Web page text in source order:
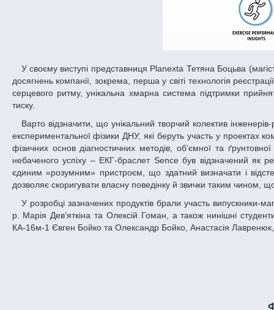
У своєму виступі представниця Planexta Тетяна Боцьва (магістр випуску 2008 р., спеціалізація «комп’ютерна фізика») зазначила, що серед
досягнень компанії, зокрема, перша у світі технологія
серцевого ритму, унікальна хмарна система підтримки
тиску.
Варто відзначити, що унікальний творчий колектив інженерів-розробників Planexta на 75% складається з випускників та студентів кафедри
експериментальної фізики ДНУ, які беруть участь у
фізичних основ діагностичних методів, об’ємної та
небаченого успіху – ЕКГ-браслет Sence був відзначений як
єдиним «розумним» пристроєм, що здатний визначати і
дозволяє скоригувати власну поведінку й звички таким чином,
У розробці зазначених продуктів брали участь випускники-магістри спеціальності «Біотехнічні та медичні апарати і системи» випуску 2016
р. Марія Дев’яткіна та Олексій Гоман, а також нинішні
КА-16м-1 Євген Бойко та Олександр Бойко, Анастасія